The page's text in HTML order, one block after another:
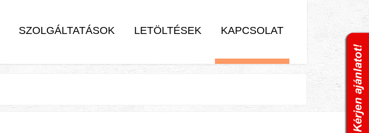
SZOLGÁLTATÁSOK LETÖLTÉSEK KAPCSOLAT